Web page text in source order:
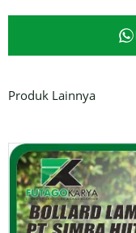
Produk Lainnya